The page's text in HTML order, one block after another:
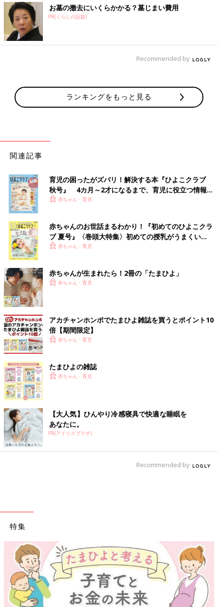
お墓の撤去にいくらかかる？墓じまい費用
PR(くらしの話題)
Recommended by
ランキングをもっと見る
関連記事
育児の困ったがズバリ！解決する本『ひよこクラブ
秋号』 4カ月～2才になるまで、育児に役立つ情報が
いっぱい！
赤ちゃん・育児
赤ちゃんのお世話まるわかり！『初めてのひよこクラ
ブ 夏号』〈巻頭大特集〉初めての授乳がうまくい
く！ おっぱい・ミルクの基本と夏のトラブル 解決テ
赤ちゃん・育児
赤ちゃんが生まれたら！2冊の「たまひよ」
赤ちゃん・育児
アカチャンホンポでたまひよ雑誌を買うとポイント10
倍【期間限定】
赤ちゃん・育児
たまひよの雑誌
赤ちゃん・育児
【大人気】ひんやり冷感寝具で快適な睡眠を
あなたに。
PR(アイリスプラザ)
Recommended by
特集